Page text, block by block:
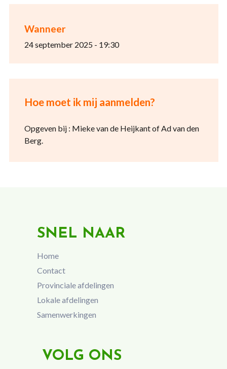
Wanneer
24 september 2025 - 19:30
Hoe moet ik mij aanmelden?
Opgeven bij : Mieke van de Heijkant of Ad van den
Berg.
SNEL NAAR
Home
Contact
Provinciale afdelingen
Lokale afdelingen
Samenwerkingen
VOLG ONS